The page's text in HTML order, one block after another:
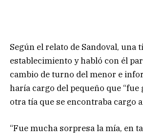
Según el relato de Sandoval, una
establecimiento y habló con él
cambio de turno del menor e
haría cargo del pequeño que “fue
otra tía que se encontraba cargo
“Fue mucha sorpresa la mía, en